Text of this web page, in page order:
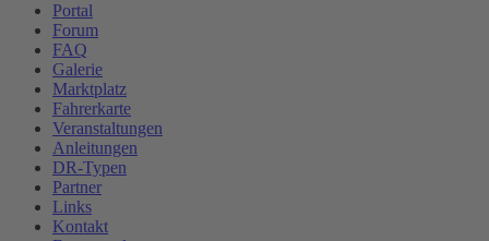
Portal
Forum
FAQ
Galerie
Marktplatz
Fahrerkarte
Veranstaltungen
Anleitungen
DR-Typen
Partner
Links
Kontakt